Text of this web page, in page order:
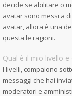
decide se abilitare o
avatar sono messi a
avatar, allora è una
questa le ragioni.
Qual è il mio livello
I livelli, compaiono
messaggi che hai
moderatori e